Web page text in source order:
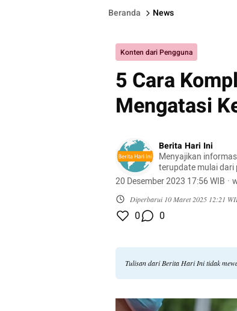
Beranda News
Konten dari Pengguna
5 Cara
Mengatasi
Berita Hari Ini
Menyajikan
terupdate mulai dari
lifestyle, dan masih
20 Desember 2023 17:56 WIB ·
Diperbarui 10 Maret 2025 12:21
0 0
Tulisan dari Berita Hari Ini tidak